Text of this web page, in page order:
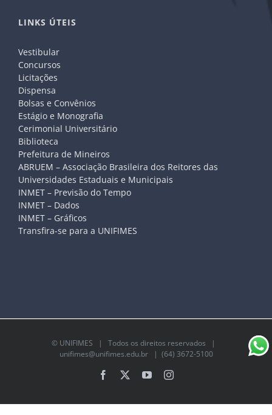
LINKS ÚTEIS
Vestibular
Concursos
Licitações
Dispensa
Bolsas e Convênios
Estágio e Monografia
Cerimonial Universitário
Biblioteca
Prefeitura de Mineiros
ABRUEM – Associação Brasileira dos Reitores das
Universidades Estaduais e Municipais
INMET – Previsão do Tempo
INMET – Dados
INMET – Gráficos
Transfira-se para a UNIFIMES
© UNIFIMES | Todos os direitos reservados |
unifimes@unifimes.edu.br| (64) 3672-5100
Facebook YouTubeInstagram